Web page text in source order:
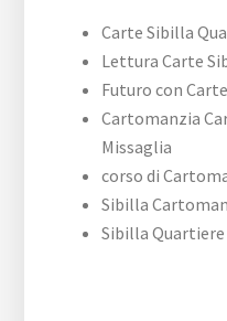
Carte Sibilla
Lettura Carte
Futuro con
Cartomanzia
Missaglia
corso di
Sibilla
Sibilla